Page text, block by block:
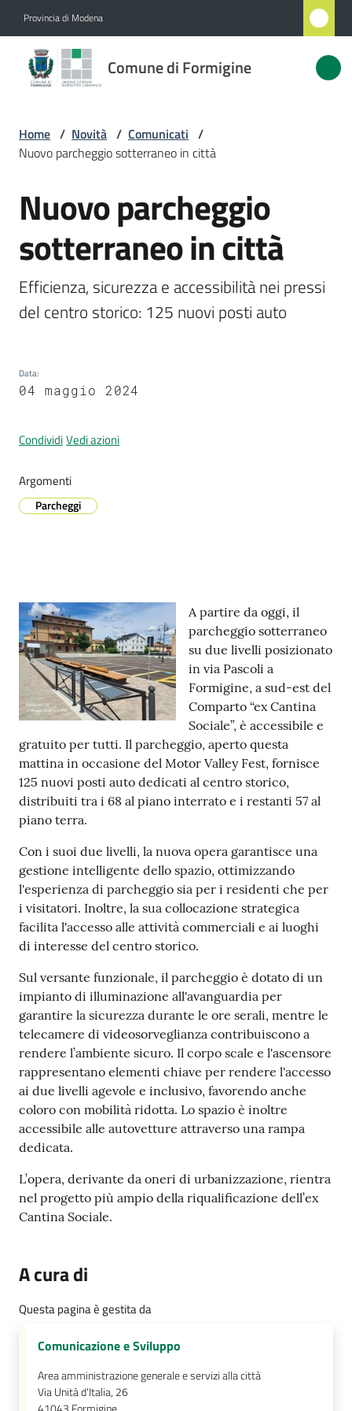
Provincia di Modena
Comune di Formigine
Comune
di
Novità
Servizi
Vivere
Formigine
appuntamenti
A
l
l
M
e
t
gli
argomenti...
su
Home / Novità / Comunicati /
Nuovo parcheggio sotterraneo in città
Salta al contenuto
Nuovo parcheggio
sotterraneo in città
Efficienza, sicurezza e accessibilità nei pressi
del centro storico: 125 nuovi posti auto
Data:
04 maggio 2024
CondividiVedi azioni
Argomenti
Parcheggi
Contenuto
A partire da oggi, il
parcheggio sotterraneo
su due livelli posizionato
in via Pascoli a
Formigine, a sud-est del
Comparto “ex Cantina
Sociale”, è accessibile e
gratuito per tutti. Il parcheggio, aperto questa
mattina in occasione del Motor Valley Fest, fornisce
125 nuovi posti auto dedicati al centro storico,
distribuiti tra i 68 al piano interrato e i restanti 57 al
piano terra.
Con i suoi due livelli, la nuova opera garantisce una
gestione intelligente dello spazio, ottimizzando
l'esperienza di parcheggio sia per i residenti che per
i visitatori. Inoltre, la sua collocazione strategica
facilita l'accesso alle attività commerciali e ai luoghi
di interesse del centro storico.
Sul versante funzionale, il parcheggio è dotato di un
impianto di illuminazione all'avanguardia per
garantire la sicurezza durante le ore serali, mentre le
telecamere di videosorveglianza contribuiscono a
rendere l’ambiente sicuro. Il corpo scale e l'ascensore
rappresentano elementi chiave per rendere l'accesso
ai due livelli agevole e inclusivo, favorendo anche
coloro con mobilità ridotta. Lo spazio è inoltre
accessibile alle autovetture attraverso una rampa
dedicata.
L’opera, derivante da oneri di urbanizzazione, rientra
nel progetto più ampio della riqualificazione dell’ex
Cantina Sociale.
A cura di
Questa pagina è gestita da
Comunicazione e Sviluppo
Area amministrazione generale e servizi alla città
Via Unità d'Italia, 26